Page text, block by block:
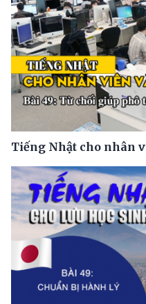
Tiếng Nhật cho nhân